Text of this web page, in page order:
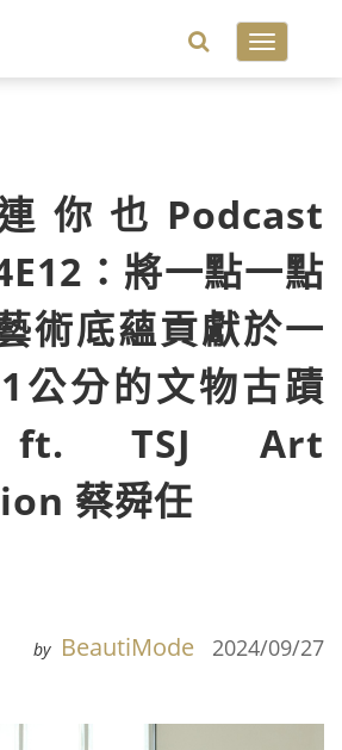
Toggle
你也Podcast
：將一點一點
術底蘊貢獻於一
公分的文物古蹟
TSJ Art
蔡舜任
by BeautiMode 2024/09/27